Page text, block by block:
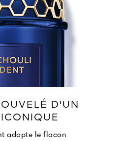
D'UN
adopte le flacon